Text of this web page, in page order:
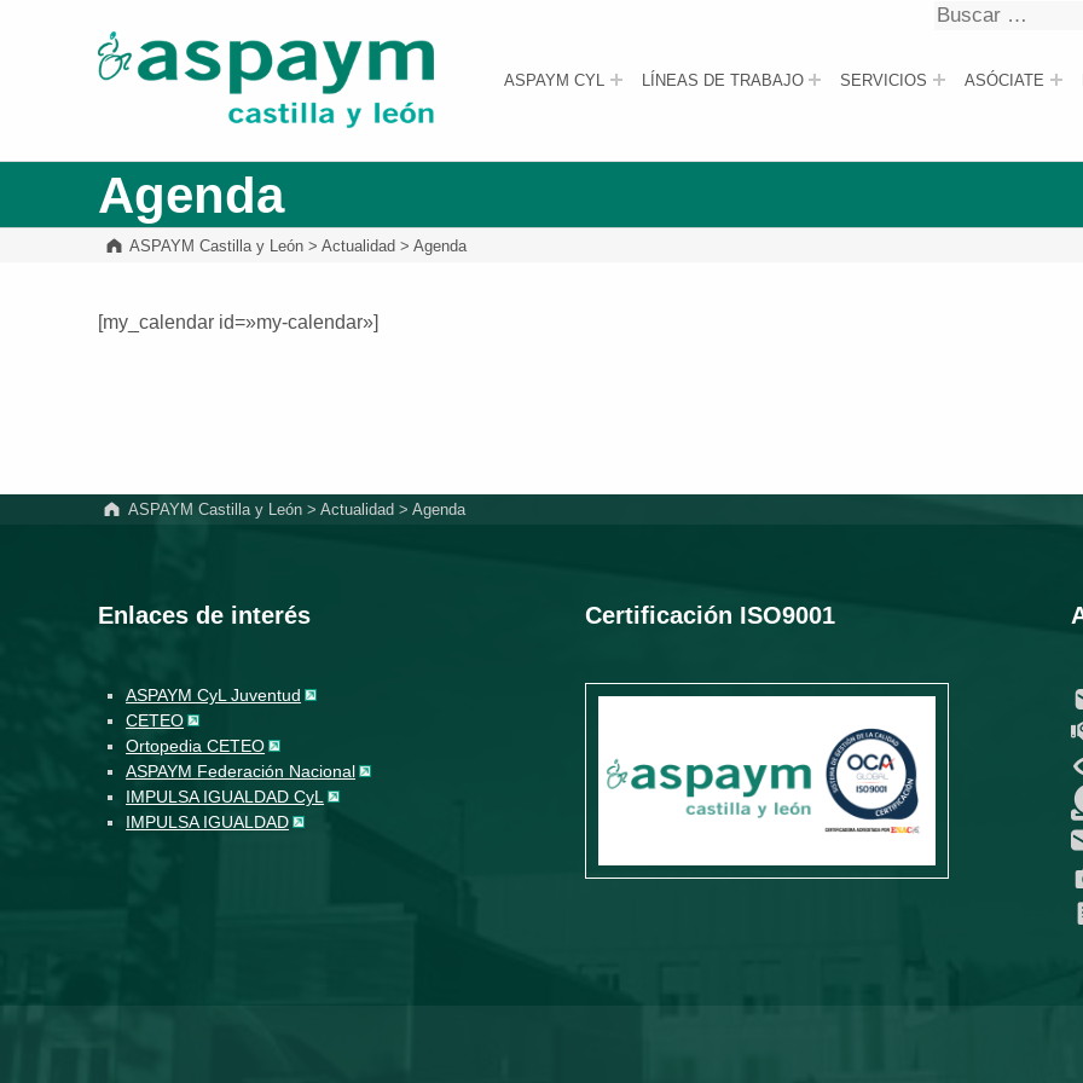
ASPAYM Castilla y León
ASPAYM CYL LÍNEAS DE TRABAJO SERVICIOS ASÓCIATE
Buscar
Agenda
ASPAYM Castilla y León >Actualidad >Agenda
[my_calendar id=»my-calendar»]
ASPAYM Castilla y León> Actualidad > Agenda
Enlaces de interés
ASPAYM CyL Juventud
CETEO
Ortopedia CETEO
ASPAYM Federación Nacional
IMPULSA IGUALDAD CyL
IMPULSA IGUALDAD
Certificación ISO9001